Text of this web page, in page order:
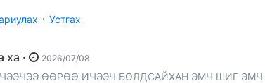
· Устгах
ха ха · 2026/07/08
ӨӨРӨӨ ИЧЭЭЧ БОЛДСАЙХАН ЭМЧ ШИГ